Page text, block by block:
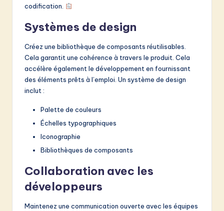
codification.
Systèmes de design
Créez une bibliothèque de composants réutilisables.
Cela garantit une cohérence à travers le produit. Cela
accélère également le développement en fournissant
des éléments prêts à l’emploi. Un système de design
inclut :
Palette de couleurs
Échelles typographiques
Iconographie
Bibliothèques de composants
Collaboration avec les
développeurs
Maintenez une communication ouverte avec les équipes